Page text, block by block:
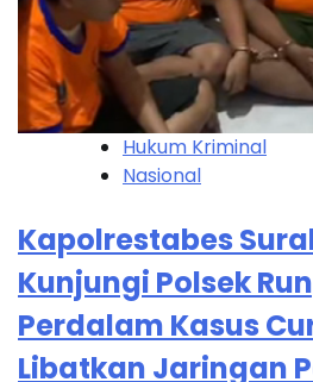
Hukum Kriminal
Nasional
Kapolrestabes
Kunjungi Polsek
Perdalam Kasus
Libatkan Jaringan